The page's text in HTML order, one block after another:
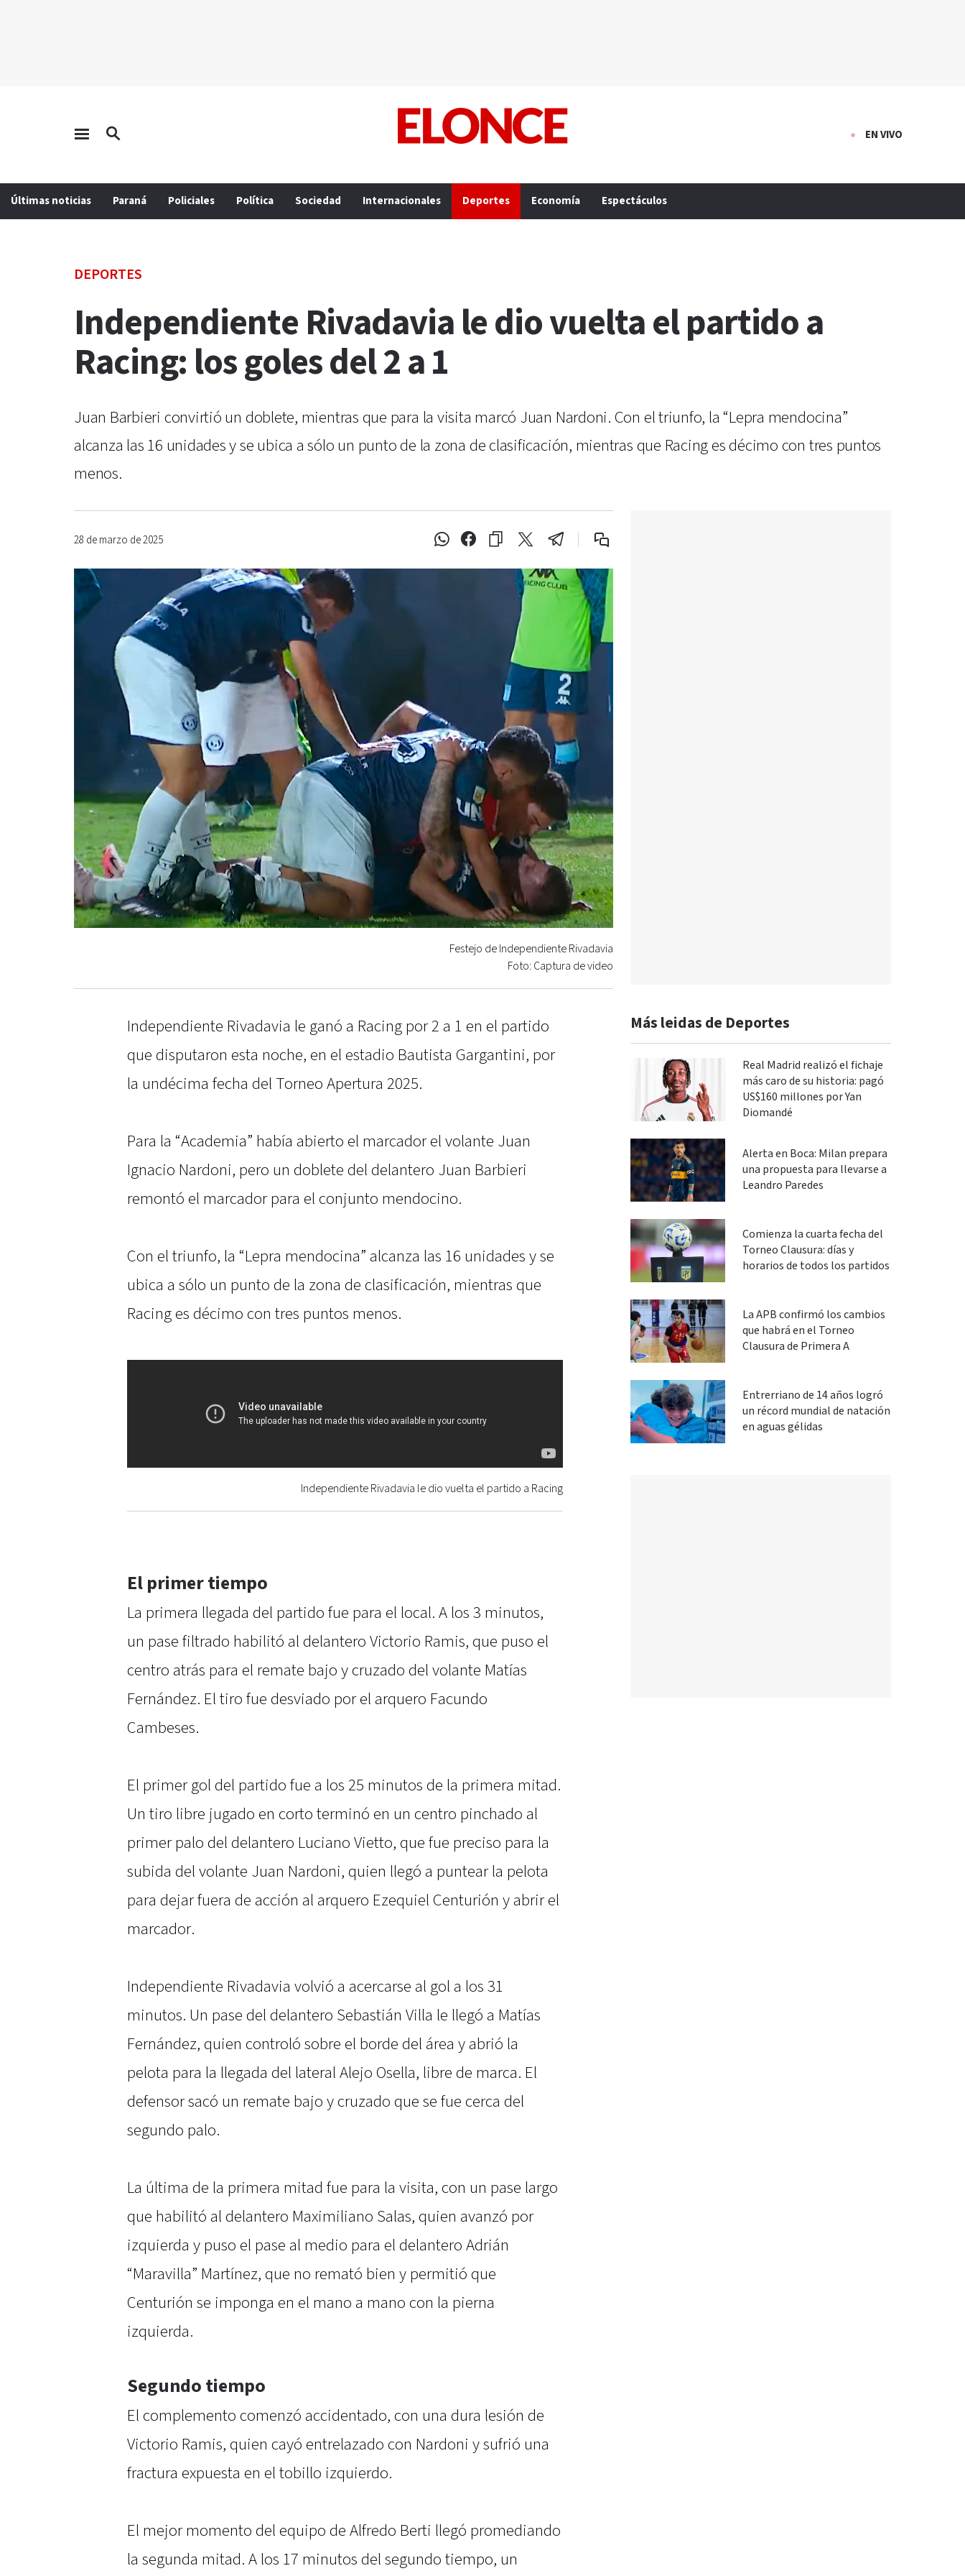
EN VIVO
Últimas noticias Paraná Policiales Política Sociedad Internacionales Deportes Economía Espectáculos
DEPORTES
Independiente Rivadavia le dio vuelta el partido a
Racing: los goles del 2 a 1
Juan Barbieri convirtió un doblete, mientras que para la visita marcó Juan Nardoni. Con el triunfo, la “Lepra mendocina”
alcanza las 16 unidades y se ubica a sólo un punto de la zona de clasificación, mientras que Racing es décimo con tres puntos
menos.
28 de marzo de 2025
Festejo de Independiente Rivadavia
Foto: Captura de video
Independiente Rivadavia le ganó a Racing por 2 a 1 en el partido
que disputaron esta noche, en el estadio Bautista Gargantini, por
la undécima fecha del Torneo Apertura 2025.
Para la “Academia” había abierto el marcador el volante Juan
Ignacio Nardoni, pero un doblete del delantero Juan Barbieri
remontó el marcador para el conjunto mendocino.
Con el triunfo, la “Lepra mendocina” alcanza las 16 unidades y se
ubica a sólo un punto de la zona de clasificación, mientras que
Racing es décimo con tres puntos menos.
Independiente Rivadavia le dio vuelta el partido a Racing
El primer tiempo
La primera llegada del partido fue para el local. A los 3 minutos,
un pase filtrado habilitó al delantero Victorio Ramis, que puso el
centro atrás para el remate bajo y cruzado del volante Matías
Fernández. El tiro fue desviado por el arquero Facundo
Cambeses.
El primer gol del partido fue a los 25 minutos de la primera mitad.
Un tiro libre jugado en corto terminó en un centro pinchado al
primer palo del delantero Luciano Vietto, que fue preciso para la
subida del volante Juan Nardoni, quien llegó a puntear la pelota
para dejar fuera de acción al arquero Ezequiel Centurión y abrir el
marcador.
Independiente Rivadavia volvió a acercarse al gol a los 31
minutos. Un pase del delantero Sebastián Villa le llegó a Matías
Fernández, quien controló sobre el borde del área y abrió la
pelota para la llegada del lateral Alejo Osella, libre de marca. El
defensor sacó un remate bajo y cruzado que se fue cerca del
segundo palo.
La última de la primera mitad fue para la visita, con un pase largo
que habilitó al delantero Maximiliano Salas, quien avanzó por
izquierda y puso el pase al medio para el delantero Adrián
“Maravilla” Martínez, que no remató bien y permitió que
Centurión se imponga en el mano a mano con la pierna
izquierda.
Segundo tiempo
El complemento comenzó accidentado, con una dura lesión de
Victorio Ramis, quien cayó entrelazado con Nardoni y sufrió una
fractura expuesta en el tobillo izquierdo.
El mejor momento del equipo de Alfredo Berti llegó promediando
la segunda mitad. A los 17 minutos del segundo tiempo, un
Más leidas de Deportes
Real Madrid realizó el fichaje
más caro de su historia: pagó
US$160 millones por Yan
Diomandé
Alerta en Boca: Milan prepara
una propuesta para llevarse a
Leandro Paredes
Comienza la cuarta fecha del
Torneo Clausura: días y
horarios de todos los partidos
La APB confirmó los cambios
que habrá en el Torneo
Clausura de Primera A
Entrerriano de 14 años logró
un récord mundial de natación
en aguas gélidas